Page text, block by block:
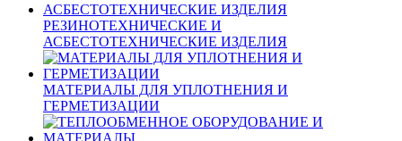
РЕЗИНОТЕХНИЧЕСКИЕ И
АСБЕСТОТЕХНИЧЕСКИЕ ИЗДЕЛИЯ
МАТЕРИАЛЫ ДЛЯ УПЛОТНЕНИЯ И
ГЕРМЕТИЗАЦИИ